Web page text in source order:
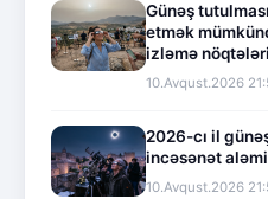
Günəş
etmək
izləmə
10.Avqust.2026
2026-cı il
incəsənət
10.Avqust.2026